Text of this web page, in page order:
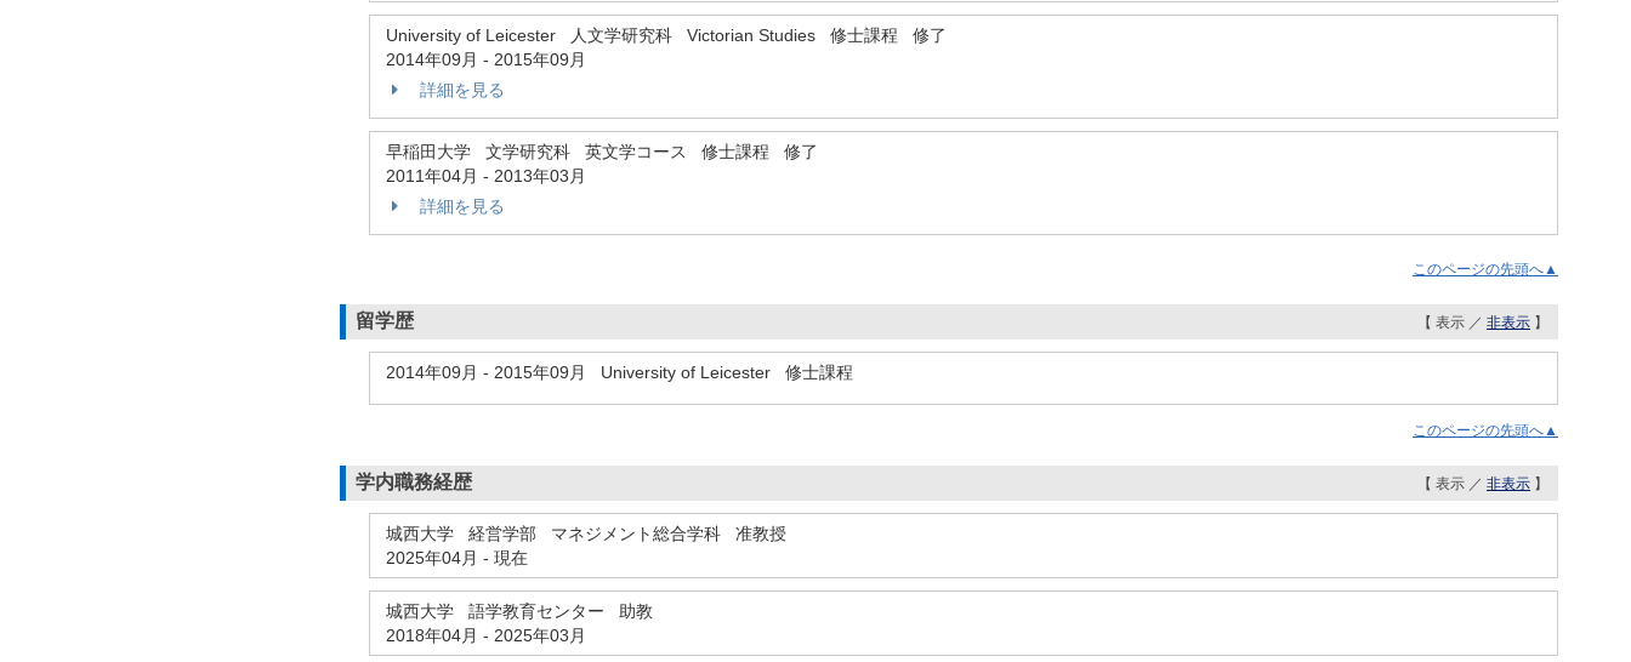
University of Leicester 人文学研究科 Victorian Studies 修士課程 修了
2014年09月 - 2015年09月
詳細を見る
早稲田大学 文学研究科 英文学コース 修士課程 修了
2011年04月 - 2013年03月
詳細を見る
このページの先頭へ▲
留学歴 【 表示 ／ 非表示 】
2014年09月 - 2015年09月 University of Leicester 修士課程
このページの先頭へ▲
学内職務経歴 【 表示 ／ 非表示 】
城西大学 経営学部 マネジメント総合学科 准教授
2025年04月 - 現在
城西大学 語学教育センター 助教
2018年04月 - 2025年03月